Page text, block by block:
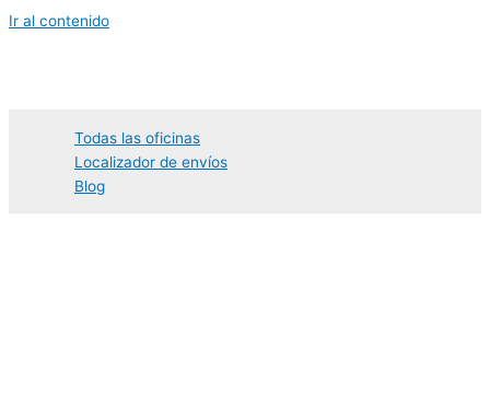
Ir al contenido
Todas las oficinas
Localizador de envíos
Blog